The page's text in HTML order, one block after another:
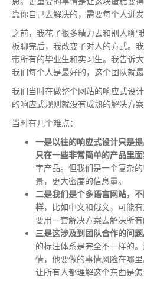
靠你自己去解决的，需要每个人迸
之前，我花了很多精力去和别人聊“
板聊完后，我改变了对人的方式。
带所有的毕业生和实习生。我告诉
我们每个人是最好的，这个团队就最
我们当时在做整个网站的响应式设
的响应式规则就没有成熟的解决方
当时有几个难点：
一是以往的响应式设计只是
只在一些非常简单的产品里
字产品。但我们是一个复杂
景，更大密度的信息量。
二是我们是个多语言网站，
样，比如中文和俄文，可能
要用一套解决方案去解决所有
三是这涉及到团队合作的问题
的标注体系是完全不一样的
情，他要做的事情风险在哪
让所有人都理解这个东西是怎